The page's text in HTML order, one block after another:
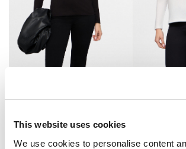
This website uses cookies
We use cookies to personalise content
Ženska